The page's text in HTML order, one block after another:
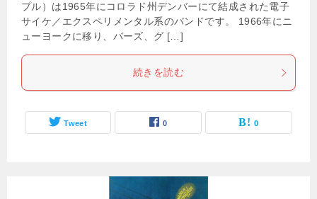
プル）は1965年にコロラド州デンバーにて結成された電子
サイケ／エクスペリメンタル系のバンドです。 1966年にニ
ューヨークに移り、バーズ、グ […]
続きを読む
Tweet 0 0